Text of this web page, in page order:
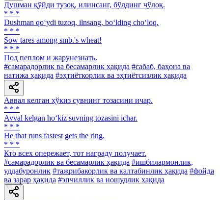
Душман қўйди тузоқ, илинсанг, бўлдинг чўлоқ.
* * *
Dushman qo‘ydi tuzoq, ilnsang, bo‘lding cho‘loq.
* * *
Sow tares among smb.'s wheat!
* * *
Под пеплом и жарунезнать.
#самарадорлик ва бесамарлик ҳақида #сабаб, баҳона ва
натижа ҳақида #эҳтиёткорлик ва эҳтиётсизлик ҳақида
Аввал келган ҳўкиз сувнинг тозасини ичар.
* * *
Avval kelgan ho‘kiz suvning tozasini ichar.
* * *
Не that runs fastest gets the ring.
* * *
Кто всех опережает, тот награду получает.
#самарадорлик ва бесамарлик ҳақида #ишбилармонлик,
уддабуронлик #тажрибакорлик ва калтабинлик ҳақида #фойда
ва зарар ҳақида #эпчиллик ва ношудлик ҳақида